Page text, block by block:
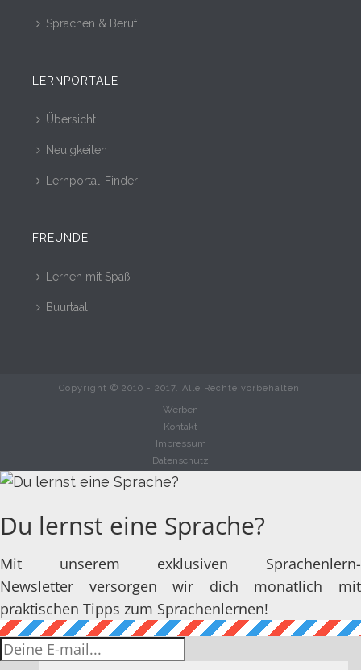
Sprachen & Beruf
LERNPORTALE
Übersicht
Neuigkeiten
Lernportal-Finder
FREUNDE
Lernen mit Spaß
Buurtaal
Copyright © 2010 - 2017. Alle Rechte vorbehalten.
Werben
Kontakt
Impressum
Datenschutz
Du lernst eine Sprache?
Mit unserem exklusiven Sprachenlern-
Newsletter versorgen wir dich monatlich mit
praktischen Tipps zum Sprachenlernen!